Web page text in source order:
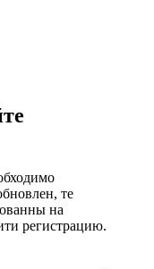
те
на
регистрацию.